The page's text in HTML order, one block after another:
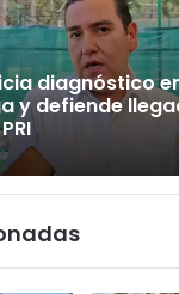
diagnóstico
y defiende